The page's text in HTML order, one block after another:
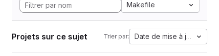
Makefile
Projets sur ce sujet Trier par: Date de mise à jour